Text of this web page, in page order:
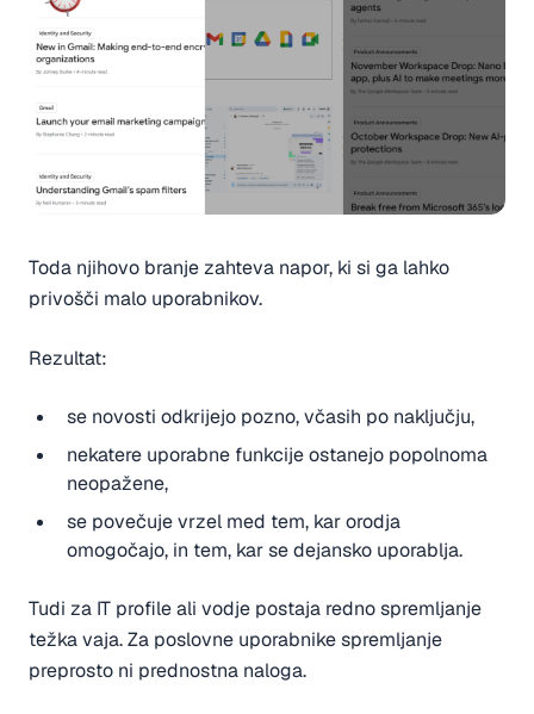
Toda njihovo branje zahteva napor, ki si ga lahko
privošči malo uporabnikov.
Rezultat:
se novosti odkrijejo pozno, včasih po naključju,
nekatere uporabne funkcije ostanejo popolnoma
neopažene,
se povečuje vrzel med tem, kar orodja
omogočajo, in tem, kar se dejansko uporablja.
Tudi za IT profile ali vodje postaja redno spremljanje
težka vaja. Za poslovne uporabnike spremljanje
preprosto ni prednostna naloga.